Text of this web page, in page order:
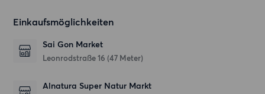
Einkaufsmöglichkeiten
Sai Gon Market
Leonrodstraße 16 (47 Meter)
Alnatura Super Natur Markt